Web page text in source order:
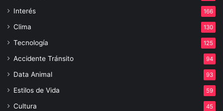
Interés 166
Clima 130
Tecnología 125
Accidente Tránsito 94
Data Animal 93
Estilos de Vida 59
Cultura 45